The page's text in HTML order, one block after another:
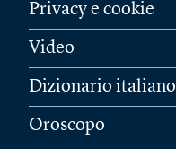
Privacy e cookie
Video
Dizionario italiano
Oroscopo